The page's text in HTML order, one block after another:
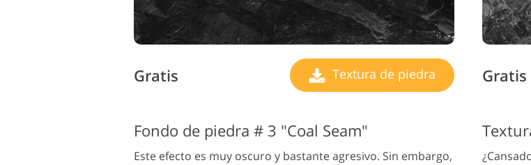
Gratis Textura de piedra Gratis
Fondo de piedra # 3 "Coal Seam"
Este efecto es muy oscuro y bastante agresivo. Sin embargo,